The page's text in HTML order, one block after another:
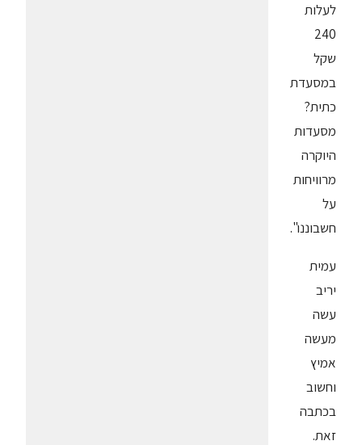
לעלות
240
שקל
במסעדת
כתית?
מסעדות
היוקרה
מרוויחות
על
חשבוננו".
עמית
יריב
עשה
מעשה
אמיץ
וחשוב
בכתבה
זאת.